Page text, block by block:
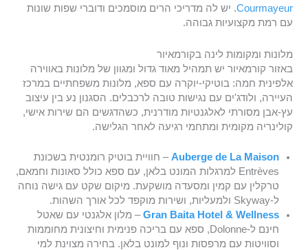
Courmayeur. יש לה מדריכי הרים מוסמכים ודוברי שפות שונות
עם רמת מקצועיות גבוהה.
מלונות ומקומות לינה בקורמאיור
באזור קורמאיור יש תמהיל מאוד גדול ומגוון של מלונות באווירה
אלפינית חמה: בוטיקי-יוקרה עם ספא, מלונות משפחתיים במרכז
העיירה, ולודג'ים עם נגישות טובה לרכבלים. הסגנון נע בין עיצוב
עץ-אבן מסורתי לאלגנטיות מודרנית, כשהדגשים הם שירות אישי,
קולינריה מקומית ומתחמי רגיעה לאחר הגלישה.
Auberge de La Maison– חוויית בוטיק רומנטית בשכונת
Entrèves למרגלות המונט בלאן, עם ספא כולל סאונות וחמאם,
טרקלין עם קמין ומסעדה מושקעת. מיקום שקט עם גישה נוחה
ל-Skyway ולמעליות, ושירות מוקפד לכל אורך השהות.
Gran Baita Hotel & Wellness– מלון אלגנטי עם שאטל
חינם ל-Dolonne, ספא עם בריכה פנימית וחיצונית מחוממות
וסוויטות עם מרפסות ונוף למונט בלאן. בחירה מצוינת למי